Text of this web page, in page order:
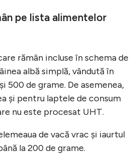
pe lista alimentelor
rămân incluse în schema de
albă simplă, vândută în
500 de grame. De asemenea,
și pentru laptele de consum
nu este procesat UHT.
de vacă vrac și iaurtul
la 200 de grame.